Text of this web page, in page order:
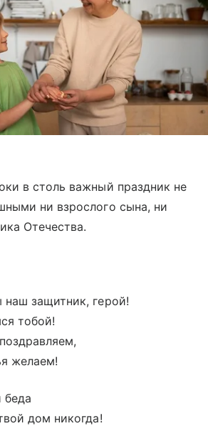
в столь важный праздник не
ни взрослого сына, ни
Отечества.
защитник, герой!
тобой!
желаем!
беда
дом никогда!